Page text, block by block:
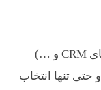
تنها انتخاب